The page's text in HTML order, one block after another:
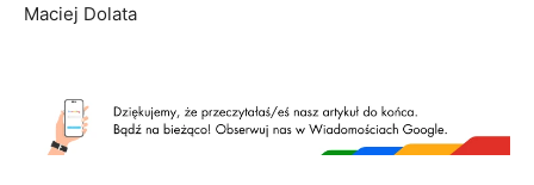
Maciej Dolata